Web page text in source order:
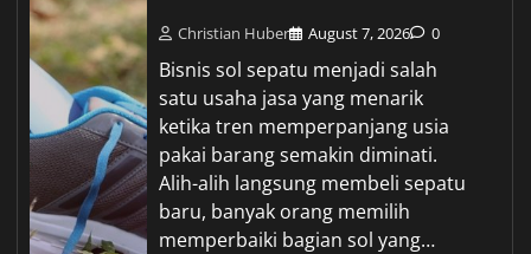
Christian Huber August 7, 2026 0
Bisnis sol sepatu menjadi salah
satu usaha jasa yang menarik
ketika tren memperpanjang usia
pakai barang semakin diminati.
Alih-alih langsung membeli sepatu
baru, banyak orang memilih
memperbaiki bagian sol yang…